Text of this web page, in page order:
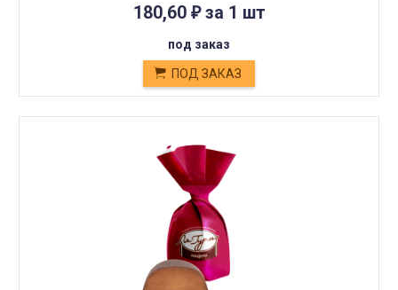
180,60 ₽за 1 шт
под заказ
ПОД ЗАКАЗ